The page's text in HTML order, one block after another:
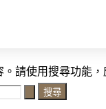
請使用搜尋功能，